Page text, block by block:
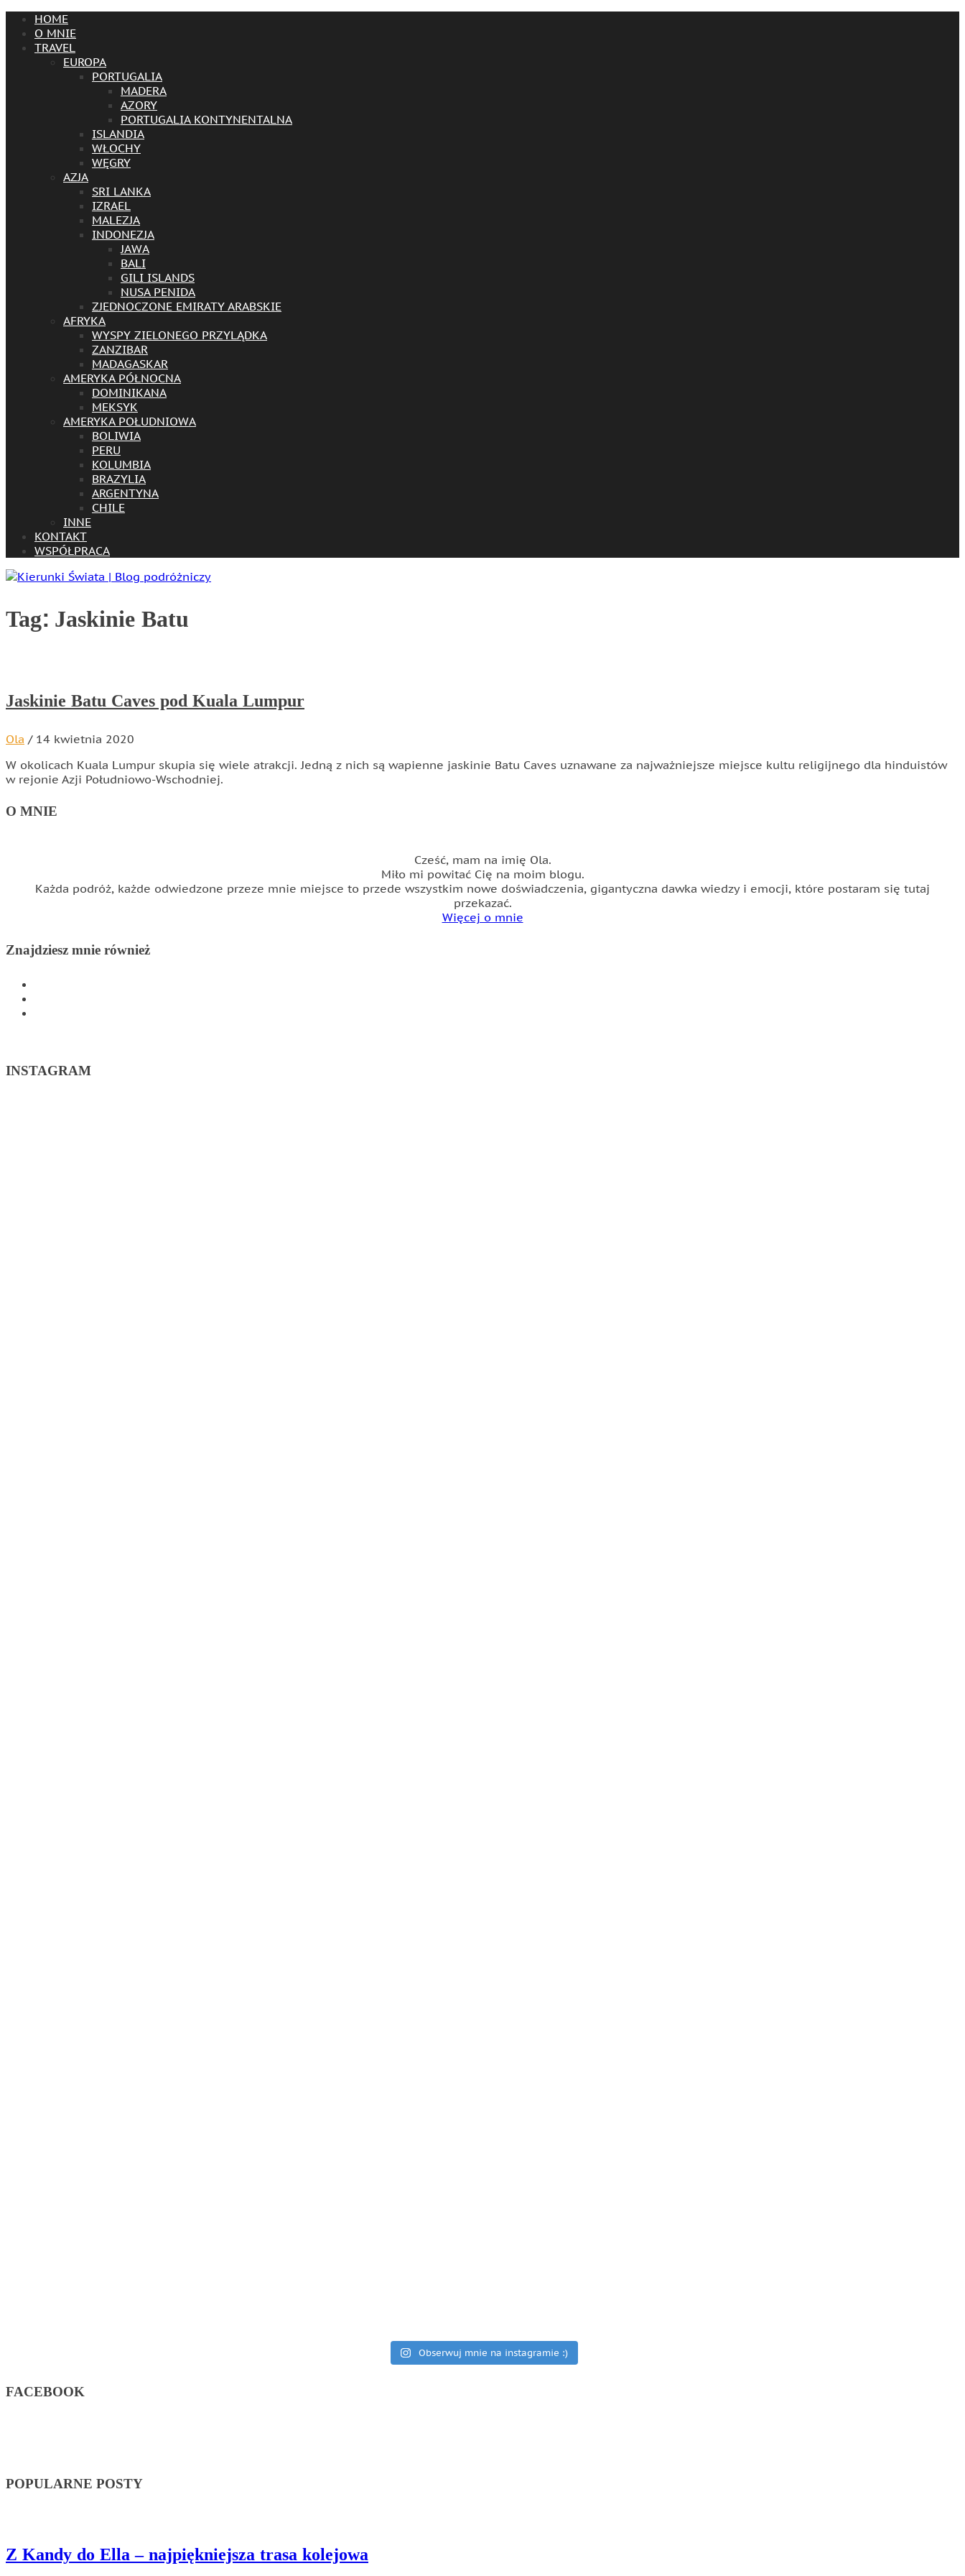
HOME
O MNIE
TRAVEL
EUROPA
PORTUGALIA
MADERA
AZORY
PORTUGALIA KONTYNENTALNA
ISLANDIA
WŁOCHY
WĘGRY
AZJA
SRI LANKA
IZRAEL
MALEZJA
INDONEZJA
JAWA
BALI
GILI ISLANDS
NUSA PENIDA
ZJEDNOCZONE EMIRATY ARABSKIE
AFRYKA
WYSPY ZIELONEGO PRZYLĄDKA
ZANZIBAR
MADAGASKAR
AMERYKA PÓŁNOCNA
DOMINIKANA
MEKSYK
AMERYKA POŁUDNIOWA
BOLIWIA
PERU
KOLUMBIA
BRAZYLIA
ARGENTYNA
CHILE
INNE
KONTAKT
WSPÓŁPRACA
Tag:Jaskinie Batu
Jaskinie Batu Caves pod Kuala Lumpur
Ola / 14 kwietnia 2020
W okolicach Kuala Lumpur skupia się wiele atrakcji. Jedną z nich są wapienne jaskinie Batu Caves uznawane za najważniejsze miejsce kultu religijnego dla hinduistów
w rejonie Azji Południowo-Wschodniej.
O MNIE
Cześć, mam na imię Ola.
Miło mi powitać Cię na moim blogu.
Każda podróż, każde odwiedzone przeze mnie miejsce to przede wszystkim nowe doświadczenia, gigantyczna dawka wiedzy i emocji, które postaram się tutaj
przekazać.
Więcej o mnie
Znajdziesz mnie również
INSTAGRAM
Obserwuj mnie na instagramie :)
FACEBOOK
POPULARNE POSTY
Z Kandy do Ella – najpiękniejsza trasa kolejowa